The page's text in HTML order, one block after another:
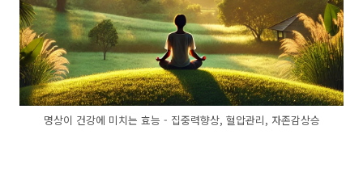
명상이 건강에 미치는 효능 - 집중력향상, 혈압관리, 자존감상승